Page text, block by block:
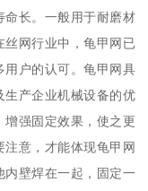
命长。一般用于耐磨材
网行业中，龟甲网已
用户的认可。龟甲网具
生产企业机械设备的优
强固定效果，使之更
意，才能体现龟甲网
内壁焊在一起，固定一